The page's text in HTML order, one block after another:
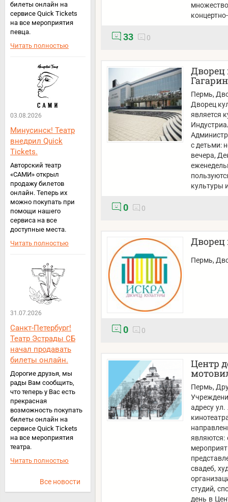
билеты онлайн на
сервисе Quick Tickets
на все мероприятия
певца.
Читать полностью
03.08.2026
Минусинск! Театр
внедрил Quick
Tickets.
Авторский театр
«САМИ» открыл
продажу билетов
онлайн. Теперь их
можно покупать при
помощи нашего
сервиса на все
доступные места.
Читать полностью
31.07.2026
Санкт-Петербург!
Театр Эстрады СБ
начал продавать
билеты онлайн.
Дорогие друзья, мы
рады Вам сообщить,
что теперь у Вас есть
прекрасная
возможность покупать
билеты онлайн на
сервисе Quick Tickets
на все мероприятия
театра.
Читать полностью
Все новости
33 0
Дворец
Пермь,
Дворец
является
с детьми:
вечера,
культуры
0 0
Дворец
Пермь,
0 0
Центр
Пермь,
адресу
являются:
свадеб,
студий,
день в